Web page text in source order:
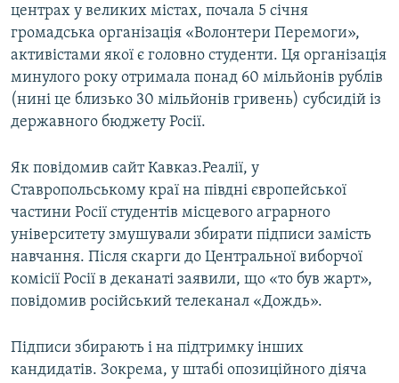
центрах у великих містах, почала 5 січня
громадська організація «Волонтери Перемоги»,
активістами якої є головно студенти. Ця організація
минулого року отримала понад 60 мільйонів рублів
(нині це близько 30 мільйонів гривень) субсидій із
державного бюджету Росії.
Як повідомив сайт Кавказ.Реалії, у
Ставропольському краї на півдні європейської
частини Росії студентів місцевого аграрного
університету змушували збирати підписи замість
навчання. Після скарги до Центральної виборчої
комісії Росії в деканаті заявили, що «то був жарт»,
повідомив російський телеканал «Дождь».
Підписи збирають і на підтримку інших
кандидатів. Зокрема, у штабі опозиційного діяча